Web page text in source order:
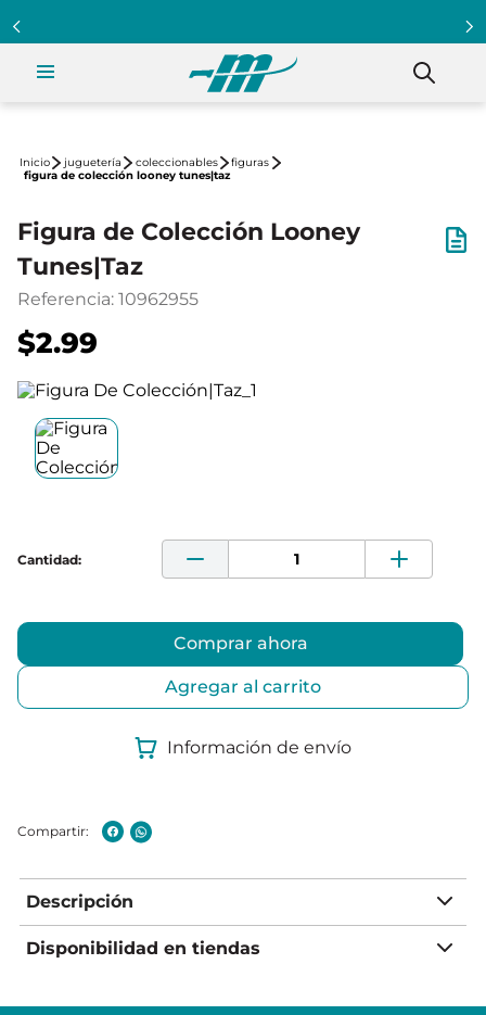
juguetería coleccionables
figuras
figura de colección looney tunes|taz
Figura de Colección Looney
Tunes|Taz
Referencia: 10962955
$2.99
Comprar ahora
Agregar al carrito
Información de envío
Descripción
Disponibilidad en tiendas